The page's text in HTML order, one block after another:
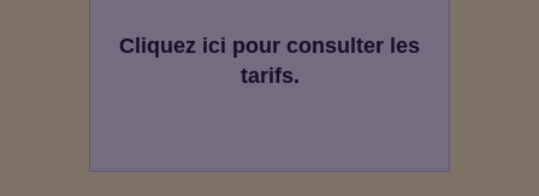
Cliquez ici pour consulter les
tarifs.